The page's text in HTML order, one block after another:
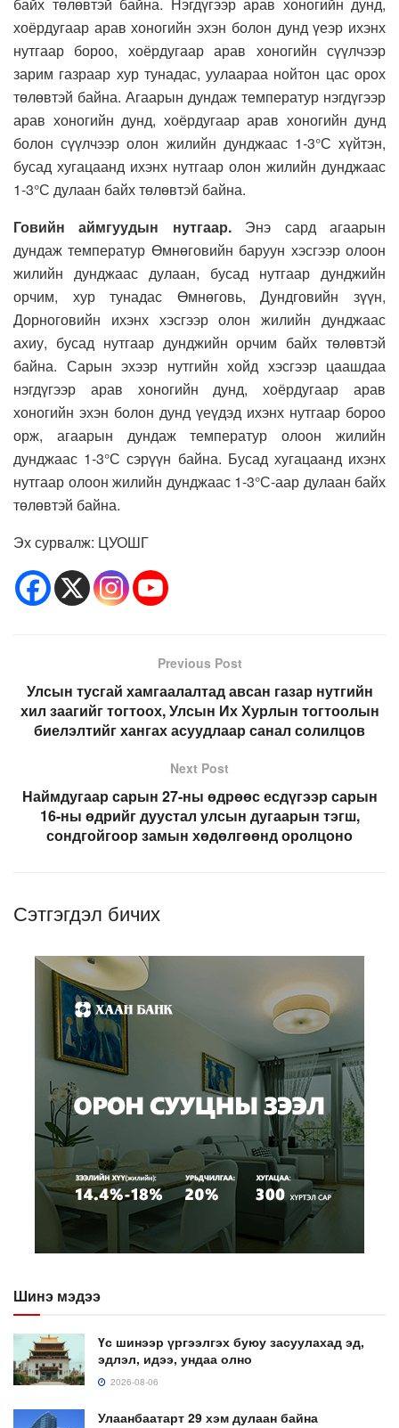
байх төлөвтэй байна. Нэгдүгээр арав хоногийн дунд,
хоёрдугаар арав хоногийн эхэн болон дунд үеэр ихэнх
нутгаар бороо, хоёрдугаар арав хоногийн сүүлчээр
зарим газраар хур тунадас, уулаараа нойтон цас орох
төлөвтэй байна. Агаарын дундаж температур нэгдүгээр
арав хоногийн дунд, хоёрдугаар арав хоногийн дунд
болон сүүлчээр олон жилийн дунджаас 1-3°С хүйтэн,
бусад хугацаанд ихэнх нутгаар олон жилийн дунджаас
1-3°С дулаан байх төлөвтэй байна.
Говийн аймгуудын нутгаар. Энэ сард агаарын
дундаж температур Өмнөговийн баруун хэсгээр олоон
жилийн дунджаас дулаан, бусад нутгаар дунджийн
орчим, хур тунадас Өмнөговь, Дундговийн зүүн,
Дорноговийн ихэнх хэсгээр олон жилийн дунджаас
ахиу, бусад нутгаар дунджийн орчим байх төлөвтэй
байна. Сарын эхээр нутгийн хойд хэсгээр цаашдаа
нэгдүгээр арав хоногийн дунд, хоёрдугаар арав
хоногийн эхэн болон дунд үеүдэд ихэнх нутгаар бороо
орж, агаарын дундаж температур олоон жилийн
дунджаас 1-3°С сэрүүн байна. Бусад хугацаанд ихэнх
нутгаар олоон жилийн дунджаас 1-3°С-аар дулаан байх
төлөвтэй байна.
Эх сурвалж: ЦУОШГ
Previous Post
Улсын тусгай хамгаалалтад авсан газар нутгийн
хил заагийг тогтоох, Улсын Их Хурлын тогтоолын
биелэлтийг хангах асуудлаар санал солилцов
Next Post
Наймдугаар сарын 27-ны өдрөөс есдүгээр сарын
16-ны өдрийг дуустал улсын дугаарын тэгш,
сондгойгоор замын хөдөлгөөнд оролцоно
Сэтгэгдэл бичих
Шинэ мэдээ
Үс шинээр үргээлгэх буюу засуулахад эд,
эдлэл, идээ, ундаа олно
2026-08-06
Улаанбаатарт 29 хэм дулаан байна